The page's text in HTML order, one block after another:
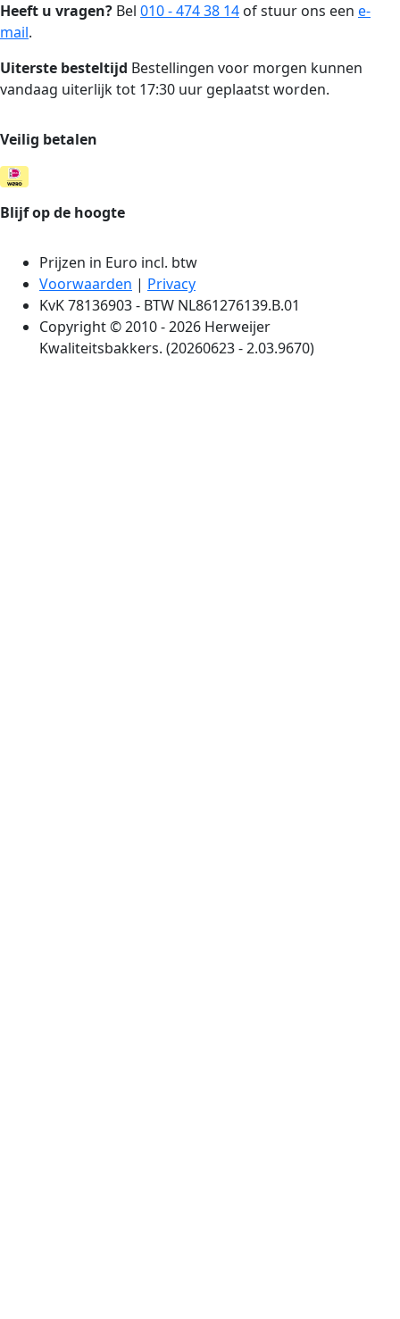
Heeft u vragen? Bel 010 - 474 38 14 of stuur ons een e-
mail.
Uiterste besteltijd Bestellingen voor morgen kunnen
vandaag uiterlijk tot 17:30 uur geplaatst worden.
Veilig betalen
Blijf op de hoogte
Prijzen in Euro incl. btw
Voorwaarden | Privacy
KvK 78136903 - BTW NL861276139.B.01
Copyright © 2010 - 2026 Herweijer
Kwaliteitsbakkers. (20260623 - 2.03.9670)